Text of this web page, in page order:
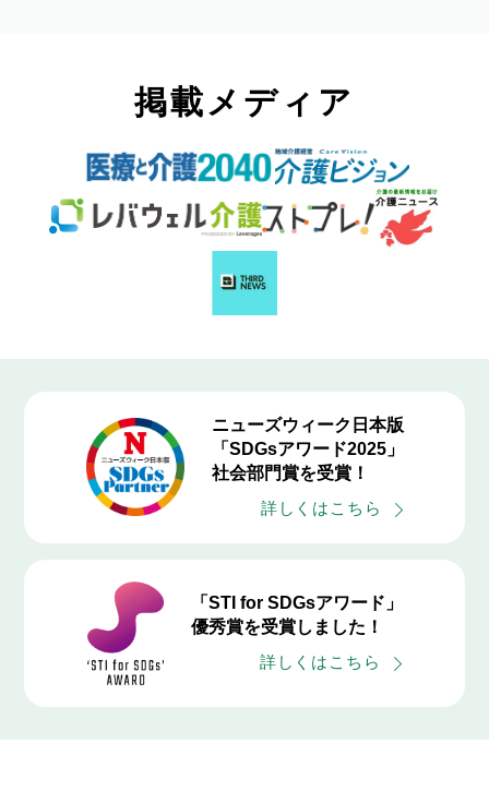
掲載メディア
ニューズウィーク日本版
「SDGsアワード2025」
社会部門賞を受賞！
詳しくはこちら
「STI for SDGsアワード」
優秀賞を受賞しました！
詳しくはこちら